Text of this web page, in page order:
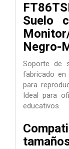
Suelo
Negro-
Soporte de
fabricado en
para
Ideal para
educativos.